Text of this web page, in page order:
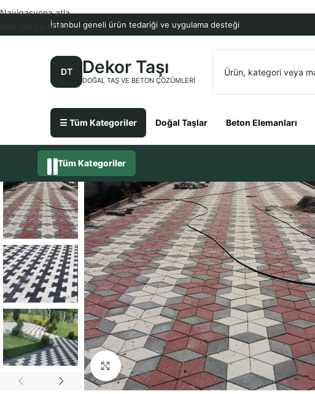
İstanbul geneli ürün tedariği ve uygulama desteği
DT Dekor Taşı
DOĞAL TAŞ VE BETON ÇÖZÜMLERI
☰ Tüm Kategoriler Doğal Taşlar Beton Elemanları
Navigasyona atla
Ana içeriğe atla
Tüm Kategoriler
Büyütmek için tıklayın